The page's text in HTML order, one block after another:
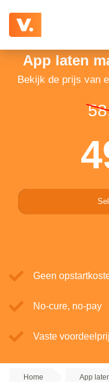
App laten
Bekijk de prijs van
Geen
No-cure, no-pay
Vaste
Home App